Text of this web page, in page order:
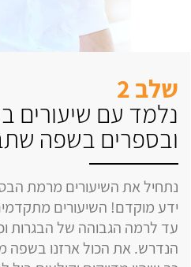
שלב 2
נלמד עם שיעורים
ובספרים בשפה
נתחיל את השיעורים מרמת
ידע מוקדם! השיעורים
עד לרמה הגבוהה של הבגרות
הנדרש. את הכול ארזנו בשפה